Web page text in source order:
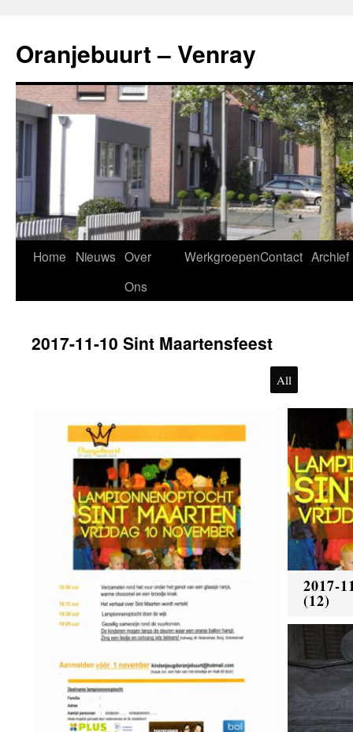
de
inhoud
Oranjebuurt – Venray
Home Nieuws Over
Ons
WerkgroepenContact Archief
2017-11-10 Sint Maartensfeest
All
2017-
(12)